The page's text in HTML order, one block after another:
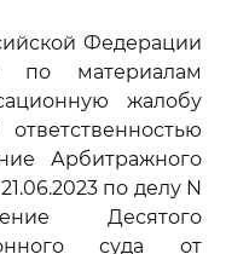
Федерации
по материалам
жалобу
Арбитражного
по делу N
Десятого
суда от